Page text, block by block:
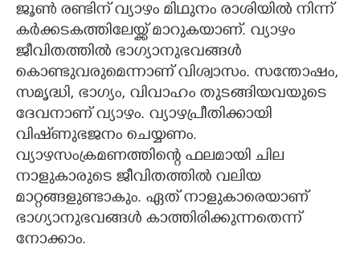
CARTOONS
LITERATURE
ZOOM
CONTACT US
ജൂൺ രണ്ടിന് വ്യാഴം മിഥുനം രാശിയിൽ നിന്ന്
കർക്കടകത്തിലേയ്ക്ക് മാറുകയാണ്. വ്യാഴം
ജീവിതത്തിൽ ഭാഗ്യാനുഭവങ്ങൾ
കൊണ്ടുവരുമെന്നാണ് വിശ്വാസം. സന്തോഷം,
സമൃദ്ധി, ഭാഗ്യം, വിവാഹം തുടങ്ങിയവയുടെ
ദേവനാണ് വ്യാഴം. വ്യാഴപ്രീതിക്കായി
വിഷ്‌ണുഭജനം ചെയ്യണം.
വ്യാഴസംക്രമണത്തിന്റെ ഫലമായി ചില
നാളുകാരുടെ ജീവിതത്തിൽ വലിയ
മാറ്റങ്ങളുണ്ടാകും. ഏത് നാളുകാരെയാണ്
ഭാഗ്യാനുഭവങ്ങൾ കാത്തിരിക്കുന്നതെന്ന്
നോക്കാം.